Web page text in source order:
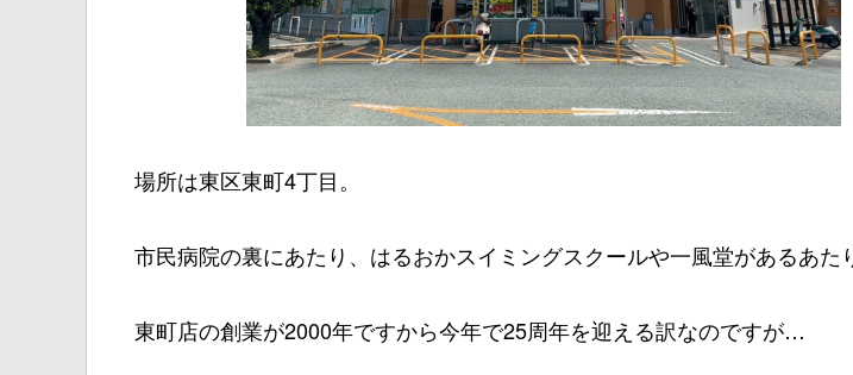
場所は東区東町4丁目。
市民病院の裏にあたり、はるおかスイミングスクールや一風堂があるあた
東町店の創業が2000年ですから今年で25周年を迎える訳なのですが…